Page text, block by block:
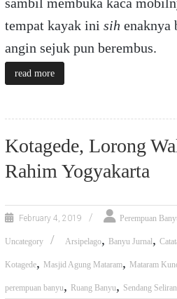
tempat kayak ini sih enaknya
angin sejuk pun berembus.
read more
Kotagede, Lorong
Rahim Yogyakarta
February 4, 2019 Perempuan
Uncategory Arsipelago, Banyu Jurnal,
Kotagede, Masjid Agung Mataram, Mataram
perempuan banyu, Ruang Banyu, Sendang Seliran